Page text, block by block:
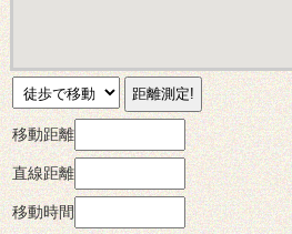
移動距離
直線距離
移動時間